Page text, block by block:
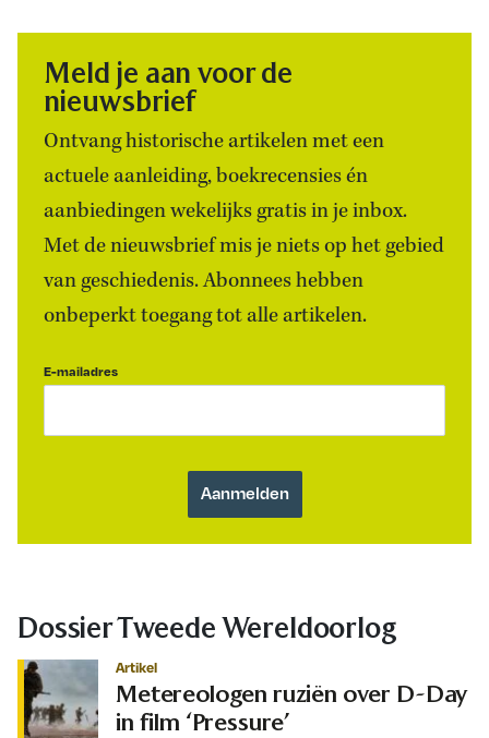
Meld je aan voor de
nieuwsbrief
Ontvang historische artikelen met een
actuele aanleiding, boekrecensies én
aanbiedingen wekelijks gratis in je inbox.
Met de nieuwsbrief mis je niets op het gebied
van geschiedenis. Abonnees hebben
onbeperkt toegang tot alle artikelen.
E-mailadres
Dossier Tweede Wereldoorlog
Artikel
Metereologen ruziën over D-Day
in film ‘Pressure’